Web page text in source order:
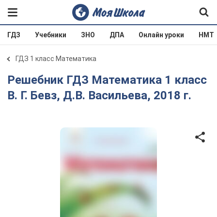
ГДЗ Учебники ЗНО ДПА Онлайн уроки НМТ
ГДЗ 1 класс Математика
Решебник ГДЗ Математика 1 класс
В. Г. Бевз, Д.В. Васильева, 2018 г.